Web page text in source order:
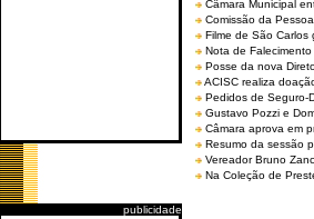
publicidade
Câmara Municipal
Comissão da
Filme de São Carlos
Nota de
Posse da nova
ACISC realiza
Pedidos de Seguro-
Gustavo Pozzi e
Câmara aprova em
Resumo da sessão
Vereador Bruno
Na Coleção de